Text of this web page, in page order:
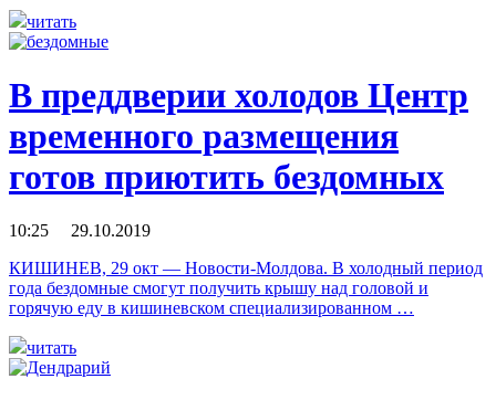
читать
В преддверии холодов Центр
временного размещения
готов приютить бездомных
10:25 29.10.2019
КИШИНЕВ, 29 окт — Новости-Молдова. В холодный период
года бездомные смогут получить крышу над головой и
горячую еду в кишиневском специализированном …
читать